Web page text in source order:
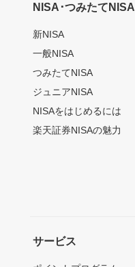
NISA･つみたてNISA
新NISA
一般NISA
つみたてNISA
ジュニアNISA
NISAをはじめるには
楽天証券NISAの魅力
サービス